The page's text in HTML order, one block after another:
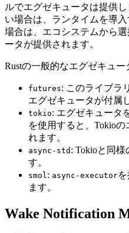
ルでエグゼキュータは提供
い場合は、ランタイムを導
場合は、エコシステムから
ータが提供されます。
Rustの一般的なエグゼキュー
futures: このライブラ
エグゼキュータが付属
tokio: エグゼキュータ
を使用すると、Tokio
れます。
async-std : Tokioと同
す。
smol : async-executor
ます。
Wake Notification